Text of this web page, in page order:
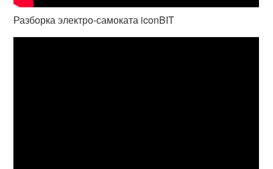
Разборка электро-самоката iconBIT